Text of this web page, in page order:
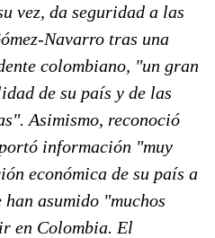
vez, da seguridad a las
Navarro tras una
colombiano, "un gran
de su país y de las
Asimismo, reconoció
información "muy
económica de su país a
asumido "muchos
en Colombia. El